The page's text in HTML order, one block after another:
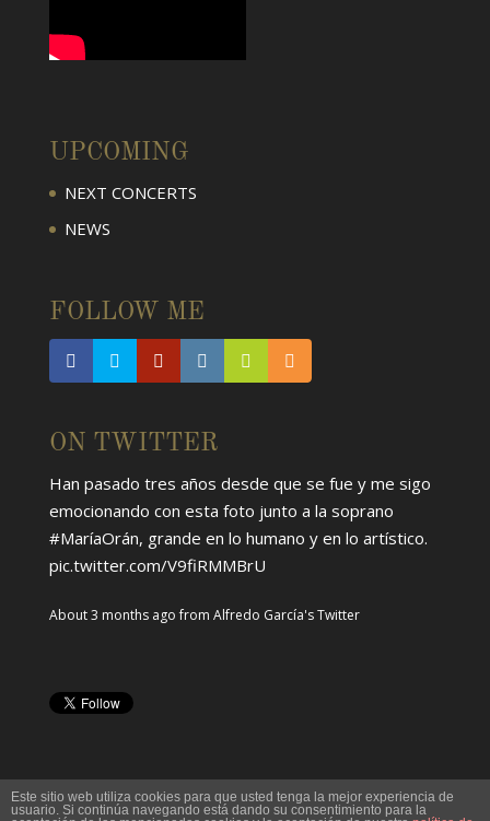
UPCOMING
NEXT CONCERTS
NEWS
FOLLOW ME
ON TWITTER
Han pasado tres años desde que se fue y me sigo
emocionando con esta foto junto a la soprano
#MaríaOrán, grande en lo humano y en lo artístico.
pic.twitter.com/V9fiRMMBrU
About 3 months agofrom Alfredo García's Twitter
Este sitio web utiliza cookies para que usted tenga la mejor experiencia de
usuario. Si continúa navegando está dando su consentimiento para la